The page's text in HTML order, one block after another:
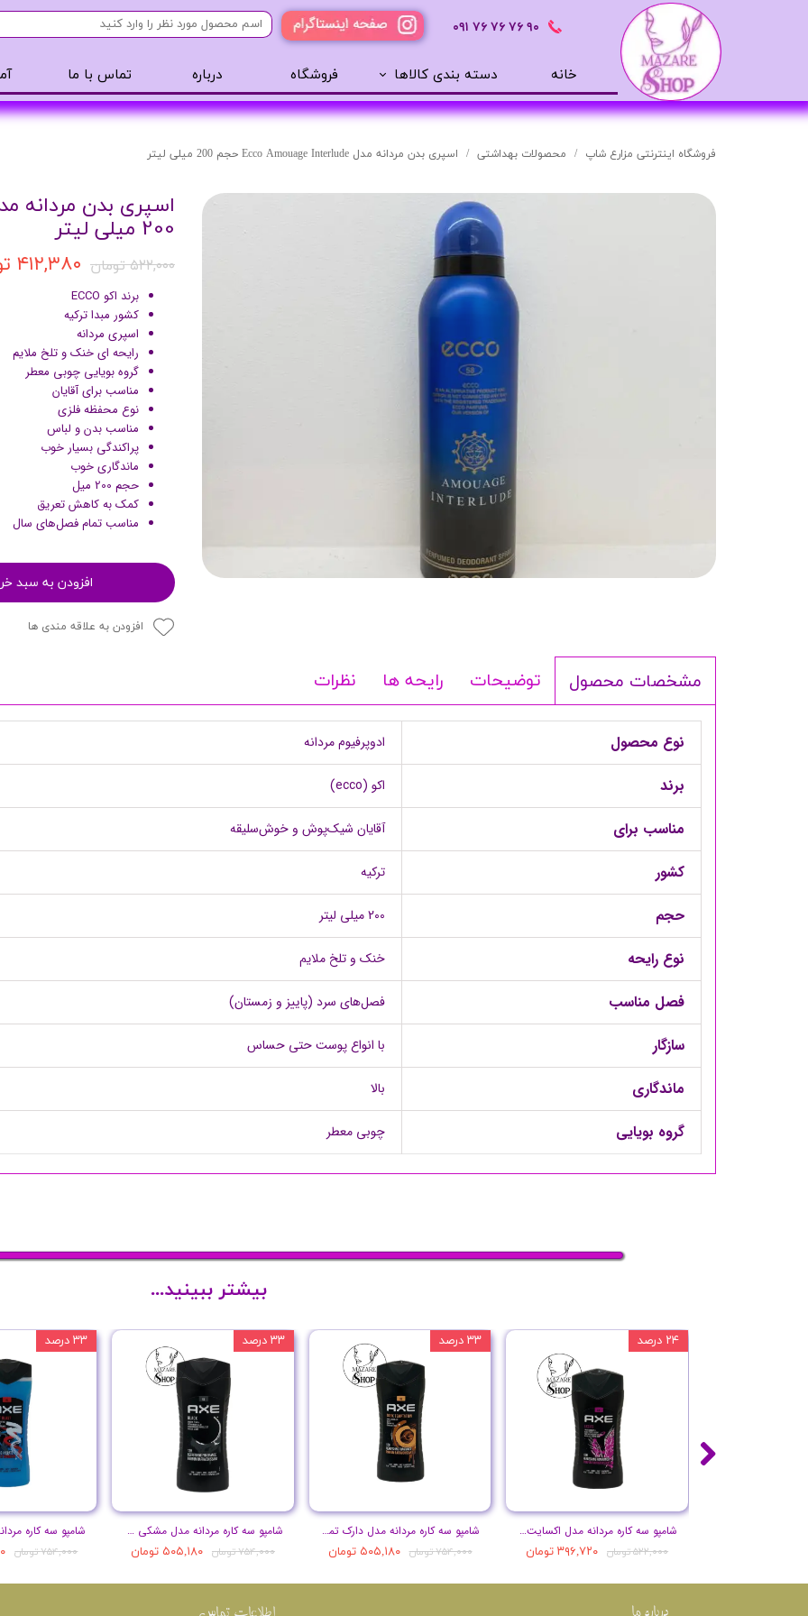
٩٠ ٧۶ ٧۶ ٧۶ ٠٩١
خانه دسته بندی کالاها
محصولات بهداشتی
ضد آفتاب
ژل شستشوی صورت
سرم های پوستی
آرایشی
پنکک
مراقبت مو
سایه ابرو
روغن مو
ژل مو
سرم مو
حالت دهنده مو
فروشگاه درباره تماس با ما
فروشگاه اینترنتی مزارع شاپ محصولات بهداشتی اسپری بدن مردانه مدل Ecco Amouage Interlude حجم 200 میلی لیتر
200 میلی لیتر
۵۲۲,۰۰۰ تومان ۴۱۲,۳۸۰ تومان
برند اکو ECCO
کشور مبدا ترکیه
اسپری مردانه
رایحه ای خنک و تلخ ملایم
گروه بویایی چوبی معطر
مناسب برای آقایان
نوع محفظه فلزی
مناسب بدن و لباس
پراکندگی بسیار خوب
ماندگاری خوب
حجم 200 میل
کمک به کاهش تعریق
مناسب تمام فصل‌های سال
افزودن به سبد
افزودن به علاقه مندی ها
مشخصات محصول توضیحات رایحه ها نظرات
نوع محصول ادوپرفیوم مردانه
برند اکو (ecco)
مناسب برای آقایان شیک‌پوش و خوش‌سلیقه
کشور ترکیه
حجم 200 میلی لیتر
نوع رایحه خنک و تلخ ملایم
فصل مناسب فصل‌های سرد (پاییز و زمستان)
سازگار با انواع پوست حتی حساس
ماندگاری بالا
گروه بویایی چوبی معطر
۷۵۴,۰۰۰ تومان
۳۳ درصد
شامپو سه کاره مردانه مدل مشکی حجم 400 میل
۷۵۴,۰۰۰ تومان ۵۰۵,۱۸۰ تومان
۳۳ درصد
شامپو سه کاره مردانه مدل دارک تمپتیشن حجم 400 میل
۷۵۴,۰۰۰ تومان ۵۰۵,۱۸۰ تومان
۳۳ درصد
شامپو سه کاره مردانه مدل اکسایت حجم 250 میل
۵۲۲,۰۰۰ تومان ۳۹۶,۷۲۰ تومان
۲۴ درصد
بیشتر ببینید...
درباره ما